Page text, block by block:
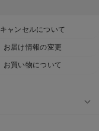
キャンセルについて
お届け情報の変更
お買い物について